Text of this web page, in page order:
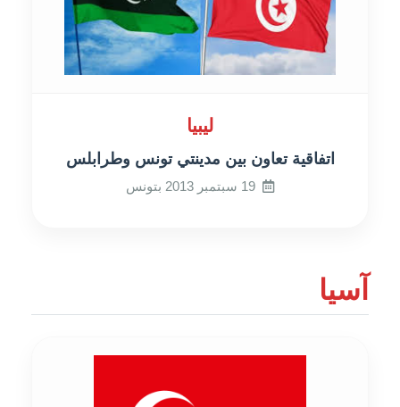
ليبيا
اتفاقية تعاون بين مدينتي تونس وطرابلس
آسيا